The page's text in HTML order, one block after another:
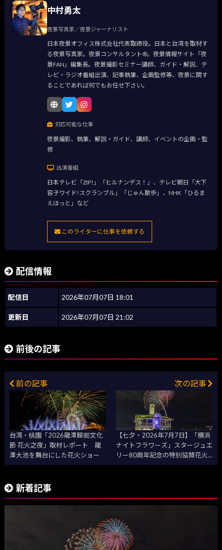
中村勇太
夜景写真家／夜景ジャーナリスト
日本夜景オフィス株式会社代表取締役。日本と台湾を取材す
る夜景写真家。夜景コンサルタント®。夜景情報サイト「夜
景FAN」編集長。夜景撮影セミナー講師、ガイド・解説、テ
レビ・ラジオ番組出演、記事執筆、企画監修等、夜景に関す
ることであれば何でもお任せ下さい。
対応可能な仕事
夜景撮影、執筆、解説・ガイド、講師、イベントの企画・監
修
出演番組
日本テレビ「ZIP!」「ヒルナンデス！」、テレビ朝日「大下
容子ワイド!スクランブル」「じゅん散歩」、NHK「ひるま
えほっと」など
このライターに仕事を依頼する
配信情報
配信日 2026年07月07日 18:01
更新日 2026年07月07日 21:02
前後の記事
前の記事
台湾・桃園「2026龍潭歸鄉文化
節 花火之夜」取材レポート 龍
潭大池を舞台にした花火ショー
次の記事
【七夕・2026年7月7日】「横浜
ナイトフラワーズ」スタージュエ
リー80周年記念の特別協賛花火
を新港ふ頭から打ち上げ
新着記事